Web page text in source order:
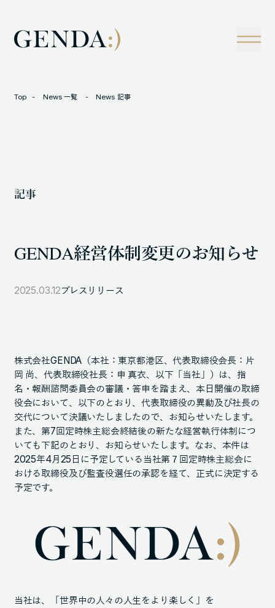
経営理念
インタビュー
トラックレコード
LINKS
NOTE (GENDA_JP)
X (@GENDA_JP)
人材に対する考え方
プライバシーポリシー
反社会勢力に対する基本方針
Copyright © GENDA Inc. All Rights Reserved. ENGLISH
Top News 一覧 News 記事
記事
GENDA経営体制変更のお知らせ
2025.03.12プレスリリース
株式会社GENDA（本社：東京都港区、代表取締役会長：片
岡 尚、代表取締役社長：申 真衣、以下「当社」）は、指
名・報酬諮問委員会の審議・答申を踏まえ、本日開催の取締
役会において、以下のとおり、代表取締役の異動及び社長の
交代について決議いたしましたので、お知らせいたします。
また、第7回定時株主総会終結後の新たな経営執行体制につ
いても下記のとおり、お知らせいたします。なお、本件は
2025年4月25日に予定している当社第７回定時株主総会に
おける取締役及び監査役選任の承認を経て、正式に決定する
予定です。
当社は、「世界中の人々の人生をより楽しく」を